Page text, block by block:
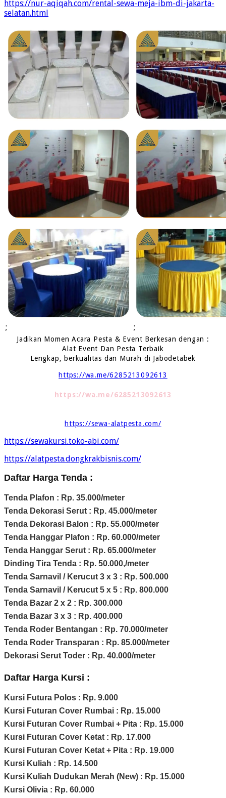
https://nur-aqiqah.com/rental-sewa-meja-ibm-di-jakarta-
selatan.html
; ;
Jadikan Momen Acara Pesta & Event Berkesan dengan :
Alat Event Dan Pesta Terbaik
Lengkap, berkualitas dan Murah di Jabodetabek
https://wa.me/6285213092613
https://wa.me/6285213092613
https://sewa-alatpesta.com/
https://sewakursi.toko-abi.com/
https://alatpesta.dongkrakbisnis.com/
Daftar Harga Tenda :
Tenda Plafon : Rp. 35.000/meter
Tenda Dekorasi Serut : Rp. 45.000/meter
Tenda Dekorasi Balon : Rp. 55.000/meter
Tenda Hanggar Plafon : Rp. 60.000/meter
Tenda Hanggar Serut : Rp. 65.000/meter
Dinding Tira Tenda : Rp. 50.000,/meter
Tenda Sarnavil / Kerucut 3 x 3 : Rp. 500.000
Tenda Sarnavil / Kerucut 5 x 5 : Rp. 800.000
Tenda Bazar 2 x 2 : Rp. 300.000
Tenda Bazar 3 x 3 : Rp. 400.000
Tenda Roder Bentangan : Rp. 70.000/meter
Tenda Roder Transparan : Rp. 85.000/meter
Dekorasi Serut Toder : Rp. 40.000/meter
Daftar Harga Kursi :
Kursi Futura Polos : Rp. 9.000
Kursi Futuran Cover Rumbai : Rp. 15.000
Kursi Futuran Cover Rumbai + Pita : Rp. 15.000
Kursi Futuran Cover Ketat : Rp. 17.000
Kursi Futuran Cover Ketat + Pita : Rp. 19.000
Kursi Kuliah : Rp. 14.500
Kursi Kuliah Dudukan Merah (New) : Rp. 15.000
Kursi Olivia : Rp. 60.000